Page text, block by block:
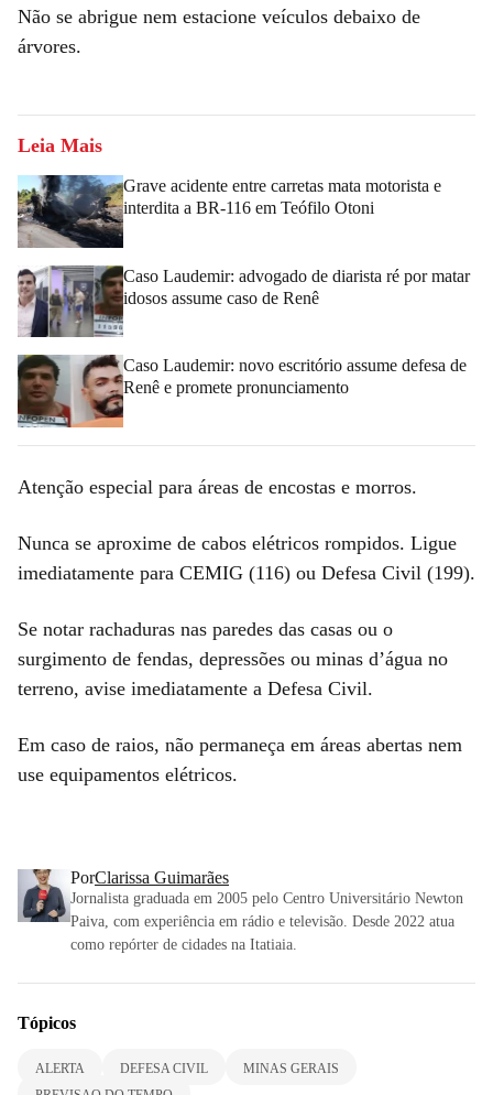
Não se abrigue nem estacione veículos debaixo de
árvores.
Leia Mais
Grave acidente entre carretas mata motorista e
interdita a BR-116 em Teófilo Otoni
Caso Laudemir: advogado de diarista ré por matar
idosos assume caso de Renê
Caso Laudemir: novo escritório assume defesa de
Renê e promete pronunciamento
Atenção especial para áreas de encostas e morros.
Nunca se aproxime de cabos elétricos rompidos. Ligue
imediatamente para CEMIG (116) ou Defesa Civil (199).
Se notar rachaduras nas paredes das casas ou o
surgimento de fendas, depressões ou minas d’água no
terreno, avise imediatamente a Defesa Civil.
Em caso de raios, não permaneça em áreas abertas nem
use equipamentos elétricos.
PorClarissa Guimarães
Jornalista graduada em 2005 pelo Centro Universitário Newton
Paiva, com experiência em rádio e televisão. Desde 2022 atua
como repórter de cidades na Itatiaia.
Tópicos
ALERTA DEFESA CIVIL
MINAS GERAIS